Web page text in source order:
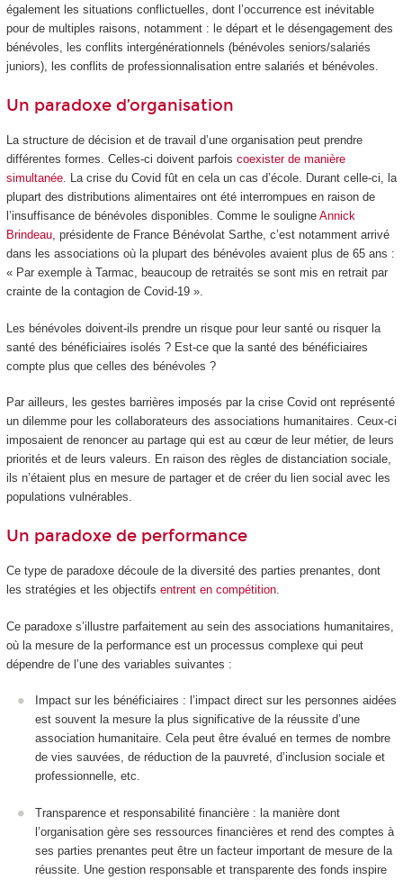
également les situations conflictuelles, dont l’occurrence est inévitable
pour de multiples raisons, notamment : le départ et le désengagement des
bénévoles, les conflits intergénérationnels (bénévoles seniors/salariés
juniors), les conflits de professionnalisation entre salariés et bénévoles.
Un paradoxe d’organisation
La structure de décision et de travail d’une organisation peut prendre
différentes formes. Celles-ci doivent parfois coexister de manière
simultanée. La crise du Covid fût en cela un cas d’école. Durant celle-ci, la
plupart des distributions alimentaires ont été interrompues en raison de
l’insuffisance de bénévoles disponibles. Comme le souligne Annick
Brindeau, présidente de France Bénévolat Sarthe, c’est notamment arrivé
dans les associations où la plupart des bénévoles avaient plus de 65 ans :
« Par exemple à Tarmac, beaucoup de retraités se sont mis en retrait par
crainte de la contagion de Covid-19 ».
Les bénévoles doivent-ils prendre un risque pour leur santé ou risquer la
santé des bénéficiaires isolés ? Est-ce que la santé des bénéficiaires
compte plus que celles des bénévoles ?
Par ailleurs, les gestes barrières imposés par la crise Covid ont représenté
un dilemme pour les collaborateurs des associations humanitaires. Ceux-ci
imposaient de renoncer au partage qui est au cœur de leur métier, de leurs
priorités et de leurs valeurs. En raison des règles de distanciation sociale,
ils n’étaient plus en mesure de partager et de créer du lien social avec les
populations vulnérables.
Un paradoxe de performance
Ce type de paradoxe découle de la diversité des parties prenantes, dont
les stratégies et les objectifs entrent en compétition.
Ce paradoxe s’illustre parfaitement au sein des associations humanitaires,
où la mesure de la performance est un processus complexe qui peut
dépendre de l’une des variables suivantes :
Impact sur les bénéficiaires : l’impact direct sur les personnes aidées
est souvent la mesure la plus significative de la réussite d’une
association humanitaire. Cela peut être évalué en termes de nombre
de vies sauvées, de réduction de la pauvreté, d’inclusion sociale et
professionnelle, etc.
Transparence et responsabilité financière : la manière dont
l’organisation gère ses ressources financières et rend des comptes à
ses parties prenantes peut être un facteur important de mesure de la
réussite. Une gestion responsable et transparente des fonds inspire